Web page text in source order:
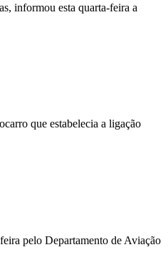
informou esta quarta-feira a
que estabelecia a ligação
pelo Departamento de Aviação